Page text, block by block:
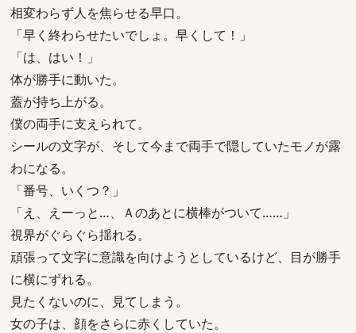
相変わらず人を焦らせる早口。
「早く終わらせたいでしょ。早くして！」
「は、はい！」
体が勝手に動いた。
蓋が持ち上がる。
僕の両手に支えられて。
シールの文字が、そして今まで両手で隠していたモノが露
わになる。
「番号、いくつ？」
「え、えーっと…、Ａのあとに横棒がついて……」
視界がぐらぐら揺れる。
頑張って文字に意識を向けようとしているけど、目が勝手
に横にずれる。
見たくないのに、見てしまう。
女の子は、顔をさらに赤くしていた。